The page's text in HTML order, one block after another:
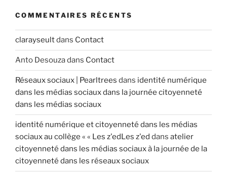
e
COMMENTAIRES RÉCENTS
clarayseultdans Contact
Anto Desouzadans Contact
Réseaux sociaux | Pearltrees dans identité numérique
dans les médias sociaux dans la journée citoyenneté
dans les médias sociaux
identité numérique et citoyenneté dans les médias
sociaux au collège « « Les z'edLes z'ed dans atelier
citoyenneté dans les médias sociaux à la journée de la
citoyenneté dans les réseaux sociaux